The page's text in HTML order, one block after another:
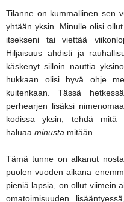
Tilanne on kummallinen sen
yhtään yksin. Minulle olisi
itsekseni tai viettää
Hiljaisuus ahdisti ja
käskenyt silloin nauttia
hukkaan olisi hyvä ohje
kuitenkaan. Tässä
perhearjen lisäksi
kodissa yksin, tehdä mitä
haluaa minusta mitään.
Tämä tunne on alkanut
puolen vuoden aikana
pieniä lapsia, on ollut viimein
omatoimisuuden